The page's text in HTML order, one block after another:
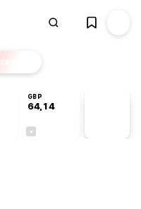
EKSTRA
GBP
64,14